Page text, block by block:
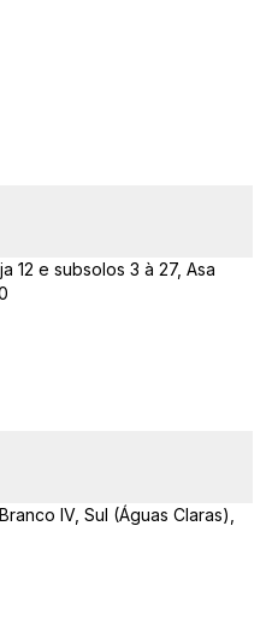
12 e subsolos 3 à 27, Asa
IV, Sul (Águas Claras),